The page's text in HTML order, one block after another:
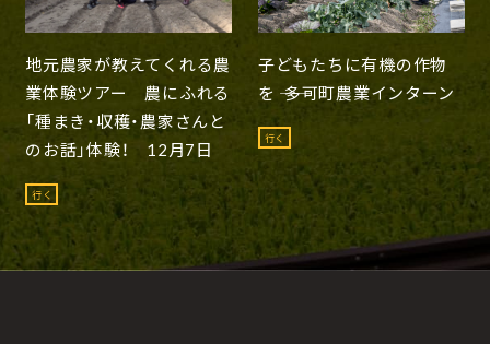
地元農家が教えてくれる農
業体験ツアー 農にふれる
「種まき・収穫・農家さんと
のお話」体験！ 12月7日
行く
子どもたちに有機の作物
を ―― 多可町農業インターン
行く